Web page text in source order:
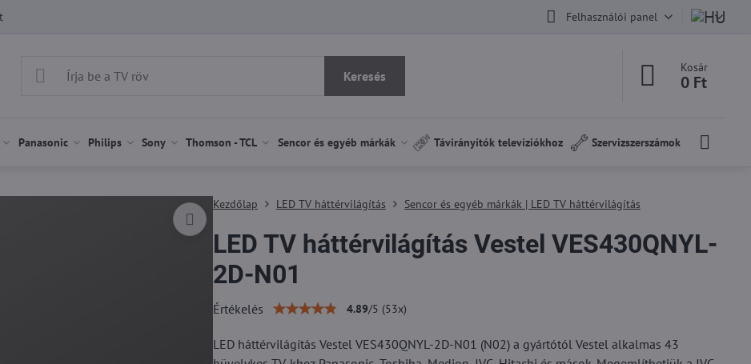
Felhasználói panel
Keresés
Kosár
0 Ft
Panasonic Philips Sony Thomson - TCL Sencor és egyéb márkák Távirányítók televíziókhoz Szervizszerszámok
Kezdőlap LED TV háttérvilágítás Sencor és egyéb márkák | LED TV háttérvilágítás
LED TV háttérvilágítás Vestel VES430QNYL-
2D-N01
Értékelés 4.89/5 (53x)
LED háttérvilágítás Vestel VES430QNYL-2D-N01 (N02) a gyártótól Vestel alkalmas 43